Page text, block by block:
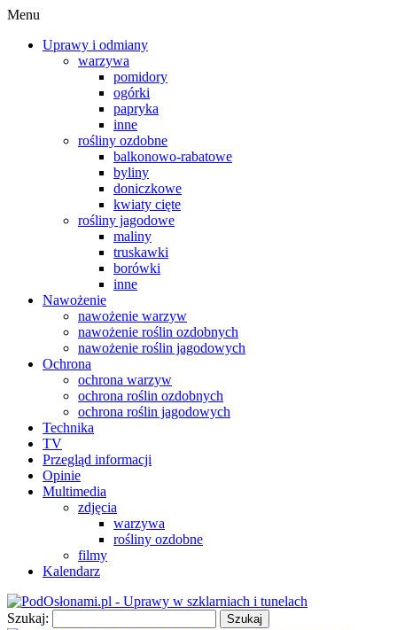
Menu
Uprawy i odmiany
warzywa
pomidory
ogórki
papryka
inne
rośliny ozdobne
balkonowo-rabatowe
byliny
doniczkowe
kwiaty cięte
rośliny jagodowe
maliny
truskawki
borówki
inne
Nawożenie
nawożenie warzyw
nawożenie roślin ozdobnych
nawożenie roślin jagodowych
Ochrona
ochrona warzyw
ochrona roślin ozdobnych
ochrona roślin jagodowych
Technika
TV
Przegląd informacji
Opinie
Multimedia
zdjęcia
warzywa
rośliny ozdobne
filmy
Kalendarz
Szukaj: